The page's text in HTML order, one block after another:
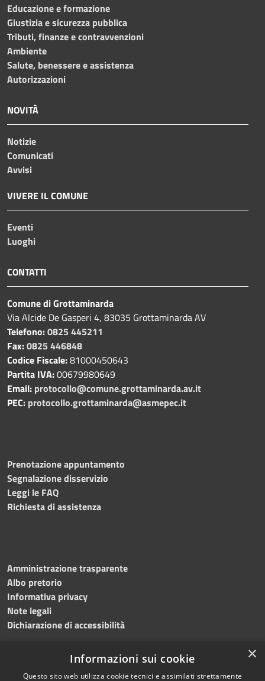
Educazione e formazione
Giustizia e sicurezza pubblica
Tributi, finanze e contravvenzioni
Ambiente
Salute, benessere e assistenza
Autorizzazioni
NOVITÀ
Notizie
Comunicati
Avvisi
VIVERE IL COMUNE
Eventi
Luoghi
CONTATTI
Comune di Grottaminarda
Via Alcide De Gasperi 4, 83035 Grottaminarda AV
Telefono:0825 445211
Fax:0825 446848
Codice Fiscale:81000450643
Partita IVA:00679980649
Email: protocollo@comune.grottaminarda.av.it
PEC: protocollo.grottaminarda@asmepec.it
Prenotazione appuntamento
Segnalazione disservizio
Leggi le FAQ
Richiesta di assistenza
Amministrazione trasparente
Albo pretorio
Informativa privacy
Note legali
Dichiarazione di accessibilità
×
Informazioni sui cookie
Questo sito web utilizza cookie tecnici e assimilati strettamente